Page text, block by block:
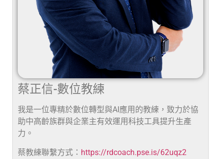
蔡正信-數位教練
我是一位專精於數位轉型與AI應用的教練，致力於協
助中高齡族群與企業主有效運用科技工具提升生產
力。
蔡教練聯繫方式： https://rdcoach.pse.is/62uqz2